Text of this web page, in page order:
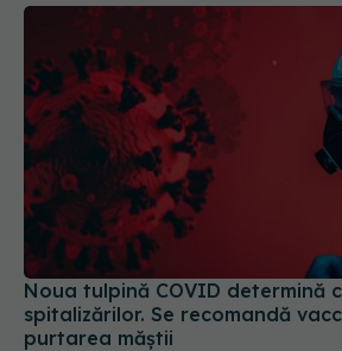
Noua tulpină COVID determină
spitalizărilor. Se recomandă
purtarea măștii